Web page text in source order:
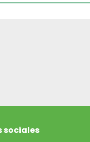
sociales